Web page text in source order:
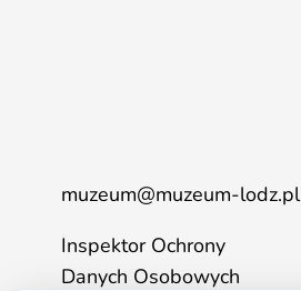
muzeum@muzeum-lodz.pl
Inspektor Ochrony
Danych Osobowych